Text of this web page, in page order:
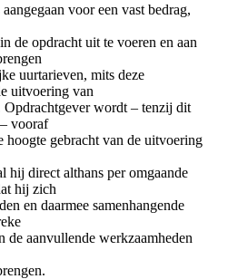
voor een vast bedrag,
de opdracht uit te voeren en aan
uurtarieven, mits deze
uitvoering van
wordt – tenzij dit
vooraf
gebracht van de uitvoering
hij direct althans per omgaande
hij zich
en daarmee samenhangende
aanvullende werkzaamheden